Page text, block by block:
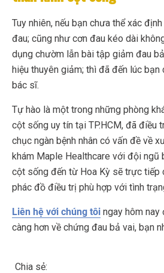
Tuy nhiên, nếu bạn chưa thể xác
đau; cũng như cơn đau kéo dài
dụng chườm lẫn bài tập giảm đau
hiệu thuyên giảm; thì đã đến lúc bạn
bác sĩ.
Tự hào là một trong những phòng
cột sống uy tín tại TP.HCM, đã điều
chục ngàn bệnh nhân có vấn đề về
khám Maple Healthcare với đội ngũ
cột sống đến từ Hoa Kỳ sẽ trực tiếp
phác đồ điều trị phù hợp với tình
Liên hệ với chúng tôi ngay hôm
càng hơn về chứng đau bả vai, bạn
Chia sẻ: